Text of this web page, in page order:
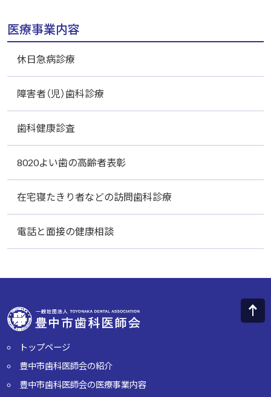
医療事業内容
休日急病診療
障害者（児）歯科診療
歯科健康診査
8020よい歯の高齢者表彰
在宅寝たきり者などの訪問歯科診療
電話と面接の健康相談
トップページ
豊中市歯科医師会の紹介
豊中市歯科医師会の医療事業内容